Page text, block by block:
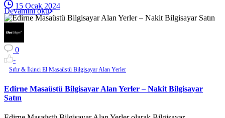
15 Ocak 2024
Devamını oku
0
-
Sıfır & İkinci El Masaüstü Bilgisayar Alan Yerler
Edirne Masaüstü Bilgisayar Alan Yerler – Nakit Bilgisayar
Satın